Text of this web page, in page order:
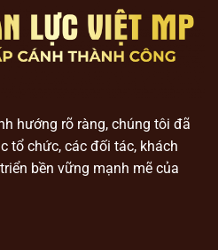
hướng rõ ràng, chúng tôi đã
tổ chức, các đối tác, khách
bền vững mạnh mẽ của